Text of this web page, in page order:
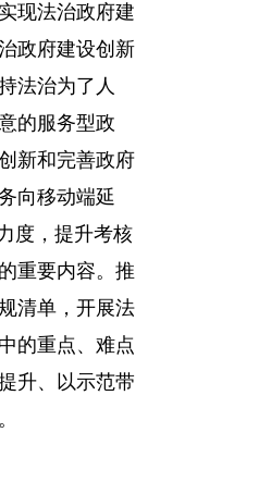
现法治政府建
政府建设创新
法治为了人
的服务型政
新和完善政府
向移动端延
度，提升考核
重要内容。推
清单，开展法
的重点、难点
升、以示范带